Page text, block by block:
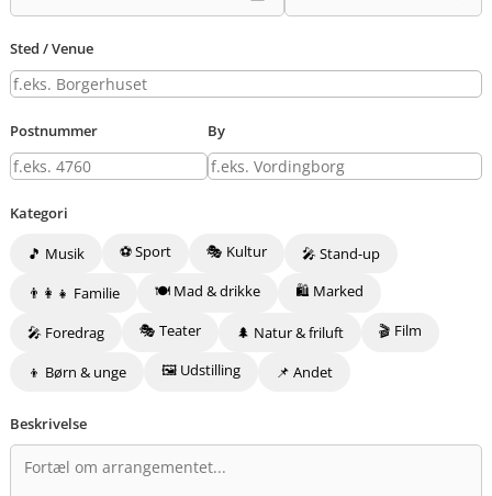
Sted / Venue
Postnummer By
Kategori
🎵 Musik ⚽ Sport 🎭 Kultur
🎤 Stand-up
👨‍👩‍👧 Familie
🍽️ Mad & drikke 🛍️ Marked
🎤 Foredrag 🎭 Teater 🌲 Natur & friluft 🎬 Film
👦 Børn & unge 🖼️ Udstilling 📌 Andet
Beskrivelse